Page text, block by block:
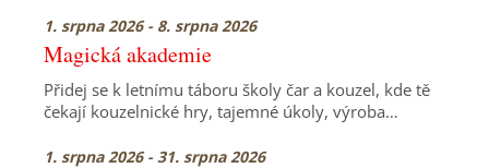
1. srpna 2026 - 8. srpna 2026
Magická akademie
Přidej se k letnímu táboru školy čar a kouzel, kde tě
čekají kouzelnické hry, tajemné úkoly, výroba…
1. srpna 2026 - 31. srpna 2026